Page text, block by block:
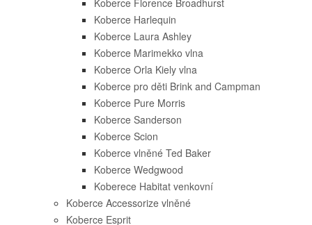
Koberce Florence Broadhurst
Koberce Harlequin
Koberce Laura Ashley
Koberce Marimekko vlna
Koberce Orla Kiely vlna
Koberce pro děti Brink and Campman
Koberce Pure Morris
Koberce Sanderson
Koberce Scion
Koberce vlněné Ted Baker
Koberce Wedgwood
Koberece Habitat venkovní
Koberce Accessorize vlněné
Koberce Esprit